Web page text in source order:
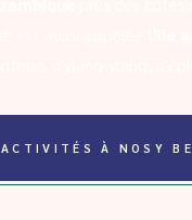
ACTIVITÉS À NOSY BE